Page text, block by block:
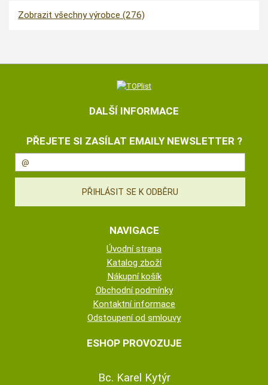
Zobrazit všechny výrobce (276)
DALŠÍ INFORMACE
PŘEJETE SI ZASÍLAT EMAILY NEWSLETTER ?
NAVIGACE
Úvodní strana
Katalog zboží
Nákupní košík
Obchodní podmínky
Kontaktní informace
Odstoupení od smlouvy
ESHOP PROVOZUJE
Bc. Karel Kytýr